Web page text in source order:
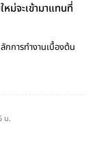
ม่จะเข้ามาแทนที่
กการทำงานเบื้องต้น
น.